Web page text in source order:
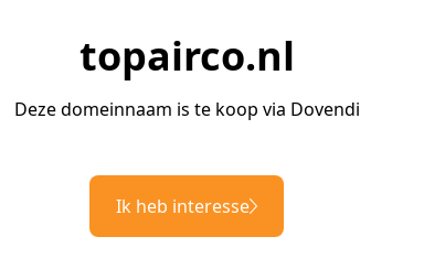
topairco.nl
Deze domeinnaam is te koop via Dovendi
Ik heb interesse